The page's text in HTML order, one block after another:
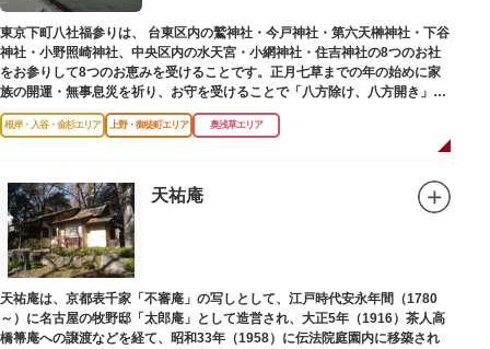
東京下町八社福参りは、 台東区内の鷲神社・今戸神社・第六天榊神社・下谷
神社・小野照崎神社、中央区内の水天宮・小網神社・住吉神社の8つのお社
をお参りして8つのお恵みを受けることです。正月七草までの年の始めに家
族の開運・無事息災を祈り、お守を受けることで「八方除け、八方開き」に
も通じます。
根岸・入谷・金杉エリア 上野・御徒町エリア 奥浅草エリア
天祐庵
天祐庵は、京都表千家「不審庵」の写しとして、江戸時代安永年間（1780
～）に名古屋の牧野邸「太郎庵」として造営され、大正5年（1916）茶人高
橋箒庵への譲渡などを経て、昭和33年（1958）に伝法院庭園内に移築され